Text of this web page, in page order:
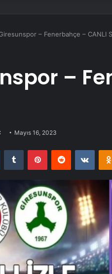
– Fenerbahçe – CANLI
–
Mayıs 16, 2023
LinkedInTumblr PinterestReddit